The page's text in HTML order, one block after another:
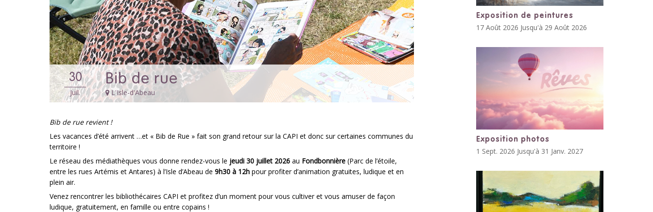
30
Juil.
Bib de rue
L'Isle-d'Abeau
Bib de rue revient !
Les vacances d’été arrivent …et « Bib de Rue » fait son grand retour sur la CAPI et donc sur certaines communes du
territoire !
Le réseau des médiathèques vous donne rendez-vous le jeudi 30 juillet 2026 au Fondbonnière (Parc de l’étoile,
entre les rues Artémis et Antares) à l’Isle d’Abeau de 9h30 à 12h pour profiter d’animation gratuites, ludique et en
plein air.
Venez rencontrer les bibliothécaires CAPI et profitez d’un moment pour vous cultiver et vous amuser de façon
ludique, gratuitement, en famille ou entre copains !
Exposition de peintures
17 Août 2026 Jusqu'à 29 Août 2026
Exposition photos
1 Sept. 2026 Jusqu'à 31 Janv. 2027